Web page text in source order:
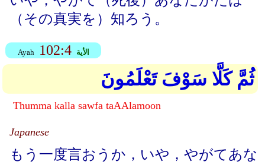
（その真実を）知ろう。
Ayah 102:4 الأية
ثُمَّ كَلَّا سَوْفَ تَعْلَمُونَ
Thumma kalla sawfa taAAlamoon
Japanese
もう一度言おうか，いや，やがてあな